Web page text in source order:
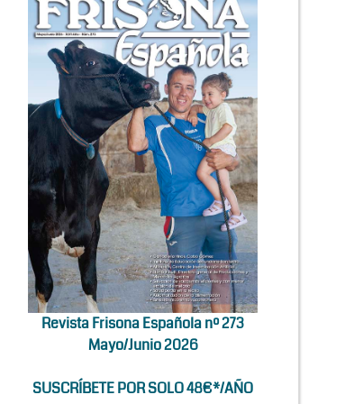
Revista Frisona Española nº 273
Mayo/Junio 2026
SUSCRÍBETE POR SOLO 48€*/AÑO